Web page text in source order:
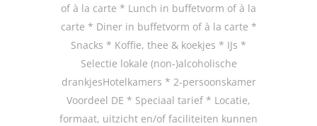
of à la carte * Lunch in buffetvorm of à la
carte * Diner in buffetvorm of à la carte *
Snacks * Koffie, thee & koekjes * IJs *
Selectie lokale (non-)alcoholische
drankjesHotelkamers * 2-persoonskamer
Voordeel DE * Speciaal tarief * Locatie,
formaat, uitzicht en/of faciliteiten kunnen